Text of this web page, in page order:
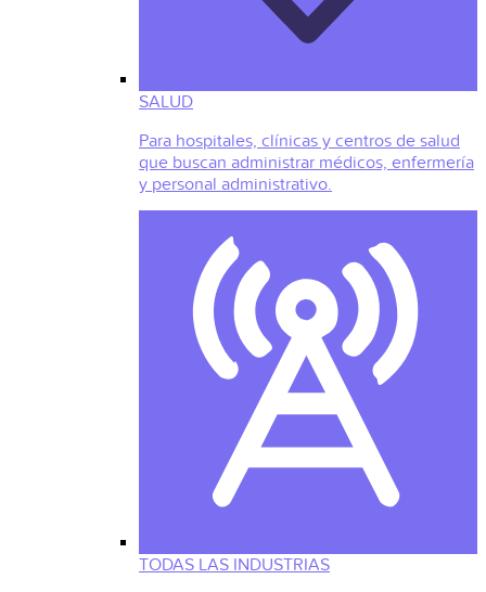
SALUD
Para hospitales, clínicas y centros de salud
que buscan administrar médicos, enfermería
y personal administrativo.
TODAS LAS INDUSTRIAS